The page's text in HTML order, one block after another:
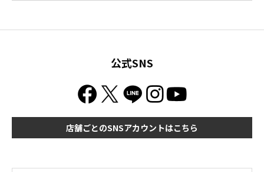
公式SNS
店舗ごとのSNSアカウントはこちら